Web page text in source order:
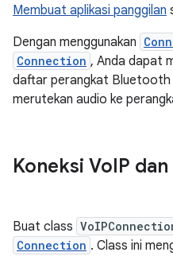
Membuat aplikasi panggilan
Dengan menggunakan
Connection , Anda dapat
daftar perangkat
merutekan audio ke
Koneksi VoIP
Buat class
Connection . Class ini